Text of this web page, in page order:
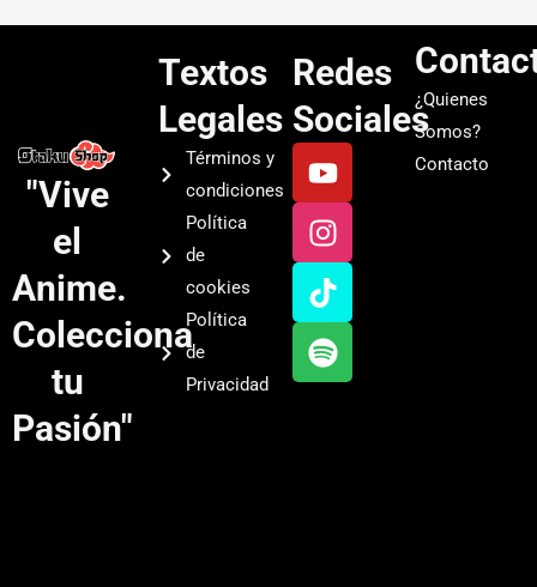
"Vive
el
Anime.
Colecciona
tu
Pasión"
Textos
Legales
Términos y
condiciones
Política
de
cookies
Política
de
Privacidad
Redes
Sociales
Y
o
u
t
u
b
e
I
n
s
t
a
g
r
a
T
i
k
t
o
k
S
p
o
t
i
f
y
¿Quienes
Somos?
Contacto